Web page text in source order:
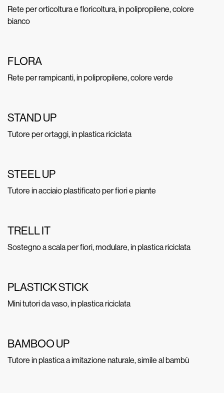
Rete per orticoltura e floricoltura, in polipropilene, colore
bianco
FLORA
Rete per rampicanti, in polipropilene, colore verde
STAND UP
Tutore per ortaggi, in plastica riciclata
STEEL UP
Tutore in acciaio plastificato per fiori e piante
TRELL IT
Sostegno a scala per fiori, modulare, in plastica riciclata
PLASTICK STICK
Mini tutori da vaso, in plastica riciclata
BAMBOO UP
Tutore in plastica a imitazione naturale, simile al bambù